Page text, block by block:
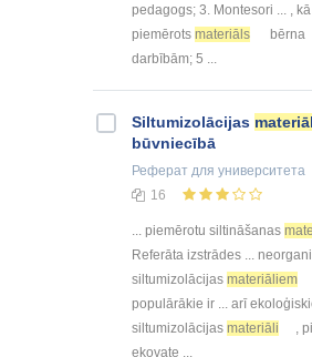
pedagogs; 3. Montesori ... ,
piemērots materiāls
bērna
darbībām; 5 ...
Siltumizolācijas
būvniecībā
Реферат для университета
16
... piemērotu siltināšanas
Referāta izstrādes ...
siltumizolācijas materiāliem
populārākie ir ... arī
siltumizolācijas materiāli
,
ekovate ...